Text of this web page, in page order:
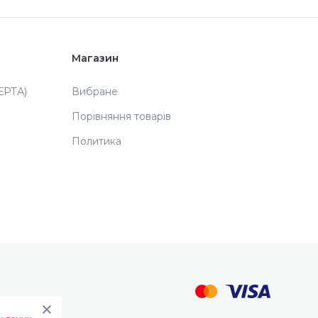
Магазин
Вибране
Порівняння товарів
Политика